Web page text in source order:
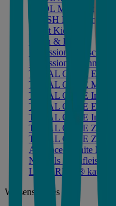
COOL MINT Intensiv
FRESH MINT Intensiv
Smart Kidz®
Clean & Fresh
Professional Frischer
Professional
TOTAL CARE Extra
TOTAL CARE Mild
TOTAL CARE
TOTAL CARE Extra
TOTAL CARE Intensiv
TOTAL CARE
TOTAL CARE
Advanced White Mild
Naturals Zahnfleisch-
LISTERINE® kaufen
Wissenswertes